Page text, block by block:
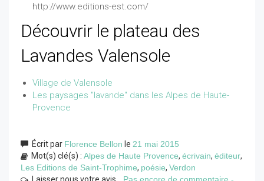
http://www.editions-est.com/
Découvrir le plateau des
Lavandes Valensole
Village de Valensole
Les paysages "lavande" dans les Alpes de Haute-
Provence
Écrit par Florence Bellon le 21 mai 2015
Mot(s) clé(s) : Alpes de Haute Provence, écrivain, éditeur,
Les Editions de Saint-Trophime, poésie, Verdon